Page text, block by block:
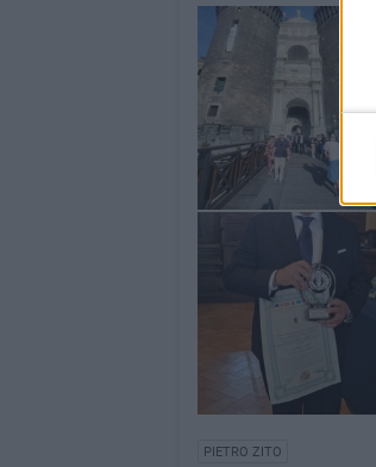
PIETRO ZITO